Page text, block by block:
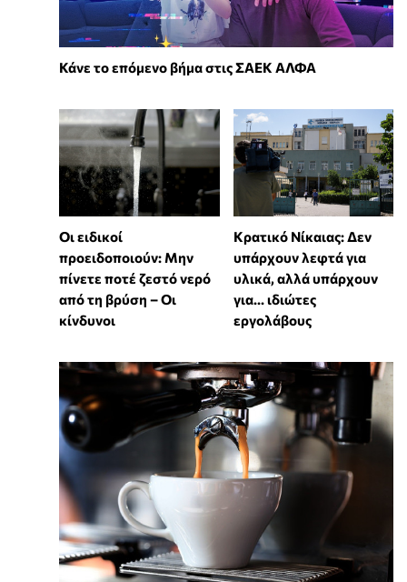
Κάνε το επόμενο βήμα στις ΣΑΕΚ ΑΛΦΑ
Οι ειδικοί
προειδοποιούν: Μην
πίνετε ποτέ ζεστό νερό
από τη βρύση – Οι
κίνδυνοι
Κρατικό Νίκαιας: Δεν
υπάρχουν λεφτά για
υλικά, αλλά υπάρχουν
για... ιδιώτες
εργολάβους